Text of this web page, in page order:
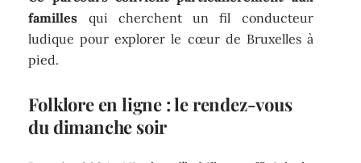
familles qui cherchent un fil conducteur
ludique pour explorer le cœur de Bruxelles à
pied.
Folklore en ligne : le rendez-vous
du dimanche soir